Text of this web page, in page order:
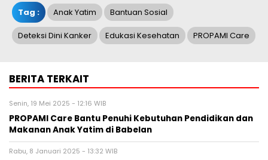
Tag : Anak Yatim Bantuan Sosial
Deteksi Dini Kanker Edukasi Kesehatan PROPAMI Care
BERITA TERKAIT
Senin, 19 Mei 2025 - 12:16 WIB
PROPAMI Care Bantu Penuhi Kebutuhan Pendidikan dan
Makanan Anak Yatim di Babelan
Rabu, 8 Januari 2025 - 13:32 WIB